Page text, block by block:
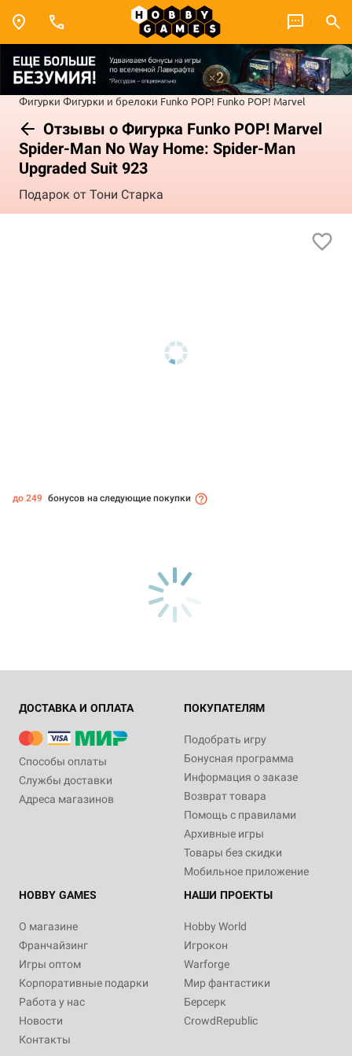
Фигурки Фигурки и брелоки Funko POP! Funko POP! Marvel
Отзывы о Фигурка Funko POP! Marvel
Spider-Man No Way Home: Spider-Man
Upgraded Suit 923
Подарок от Тони Старка
до 249 бонусов на следующие покупки
ДОСТАВКА И ОПЛАТА
Способы оплаты
Службы доставки
Адреса магазинов
ПОКУПАТЕЛЯМ
Подобрать игру
Бонусная программа
Информация о заказе
Возврат товара
Помощь с правилами
Архивные игры
Товары без скидки
Мобильное приложение
HOBBY GAMES
О магазине
Франчайзинг
Игры оптом
Корпоративные подарки
Работа у нас
Новости
Контакты
НАШИ ПРОЕКТЫ
Hobby World
Игрокон
Warforge
Мир фантастики
Берсерк
CrowdRepublic